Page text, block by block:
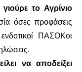
το Αγρίνιο
όσες προφάσεις
ΠΑΣΟΚοι
να αποδείξει